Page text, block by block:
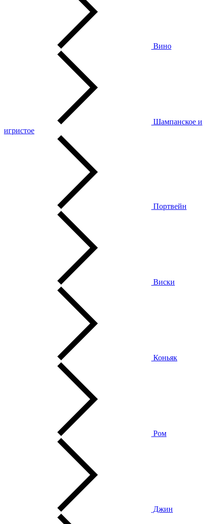
Вино
Шампанское и
игристое
Портвейн
Виски
Коньяк
Ром
Джин